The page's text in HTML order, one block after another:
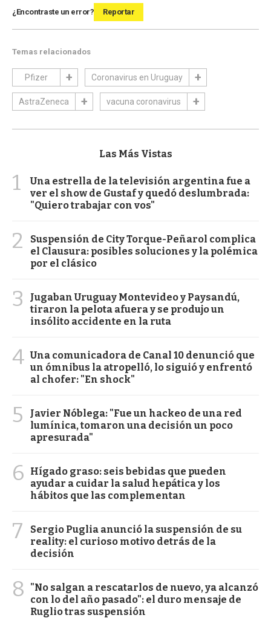
¿Encontraste un error? Reportar
Temas relacionados
Pfizer Coronavirus en Uruguay
AstraZeneca vacuna coronavirus
Las Más Vistas
1
Una estrella de la televisión argentina fue a
ver el show de Gustaf y quedó deslumbrada:
"Quiero trabajar con vos"
2
Suspensión de City Torque-Peñarol complica
el Clausura: posibles soluciones y la polémica
por el clásico
3
Jugaban Uruguay Montevideo y Paysandú,
tiraron la pelota afuera y se produjo un
insólito accidente en la ruta
4 Una comunicadora de Canal 10 denunció que
un ómnibus la atropelló, lo siguió y enfrentó
al chofer: "En shock"
5
Javier Nóblega: "Fue un hackeo de una red
lumínica, tomaron una decisión un poco
apresurada"
6
Hígado graso: seis bebidas que pueden
ayudar a cuidar la salud hepática y los
hábitos que las complementan
7
Sergio Puglia anunció la suspensión de su
reality: el curioso motivo detrás de la
decisión
8
"No salgan a rescatarlos de nuevo, ya alcanzó
con lo del año pasado": el duro mensaje de
Ruglio tras suspensión